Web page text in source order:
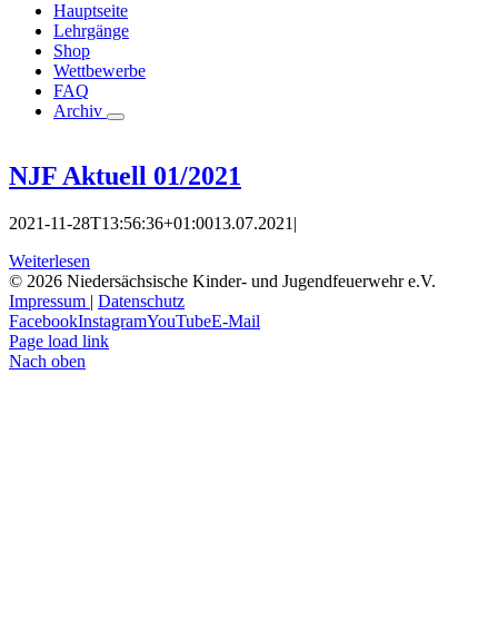
Hauptseite
Lehrgänge
Shop
Wettbewerbe
FAQ
Archiv
NJF Aktuell 01/2021
2021-11-28T13:56:36+01:0013.07.2021 |
Weiterlesen
© 2026 Niedersächsische Kinder- und Jugendfeuerwehr e.V.
Impressum | Datenschutz
FacebookInstagramYouTubeE-Mail
Page load link
Nach oben